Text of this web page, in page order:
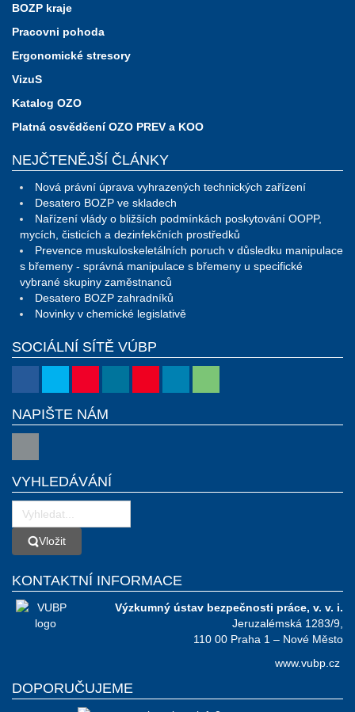
BOZP kraje
Pracovni pohoda
Ergonomické stresory
VizuS
Katalog OZO
Platná osvědčení OZO PREV a KOO
NEJČTENĚJŠÍ ČLÁNKY
Nová právní úprava vyhrazených technických zařízení
Desatero BOZP ve skladech
Nařízení vlády o bližších podmínkách poskytování OOPP,
mycích, čisticích a dezinfekčních prostředků
Prevence muskuloskeletálních poruch v důsledku manipulace
s břemeny - správná manipulace s břemeny u specifické
vybrané skupiny zaměstnanců
Desatero BOZP zahradníků
Novinky v chemické legislativě
SOCIÁLNÍ SÍTĚ VÚBP
NAPIŠTE NÁM
VYHLEDÁVÁNÍ
VložitVložit
KONTAKTNÍ INFORMACE
Výzkumný ústav bezpečnosti práce, v. v. i.
Jeruzalémská 1283/9,
110 00 Praha 1 – Nové Město
www.vubp.cz
DOPORUČUJEME